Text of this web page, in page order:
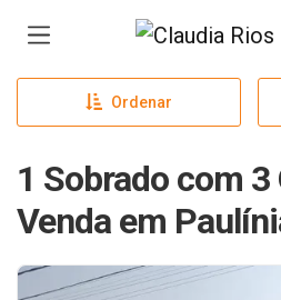
Página inicial
Ordenar
1 Sobrado com
Venda em